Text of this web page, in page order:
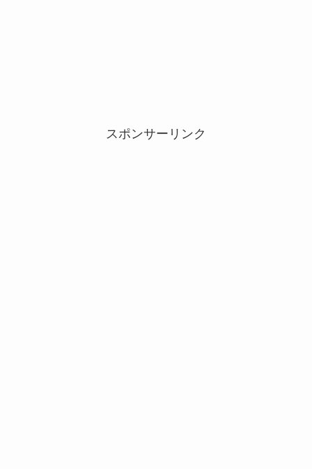
スポンサーリンク